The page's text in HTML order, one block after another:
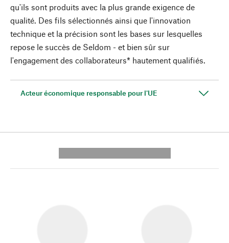
qu'ils sont produits avec la plus grande exigence de
qualité. Des fils sélectionnés ainsi que l'innovation
technique et la précision sont les bases sur lesquelles
repose le succès de Seldom - et bien sûr sur
l'engagement des collaborateurs* hautement qualifiés.
Acteur économique responsable pour l'UE